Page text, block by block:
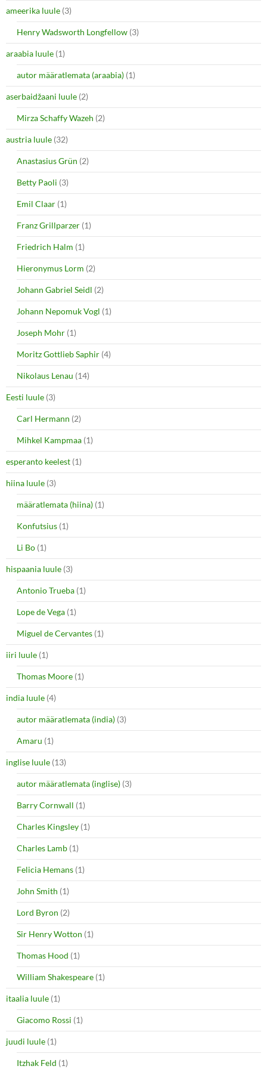
ameerika luule (3)
Henry Wadsworth Longfellow (3)
araabia luule (1)
autor määratlemata (araabia) (1)
aserbaidžaani luule (2)
Mirza Schaffy Wazeh (2)
austria luule (32)
Anastasius Grün (2)
Betty Paoli (3)
Emil Claar (1)
Franz Grillparzer (1)
Friedrich Halm (1)
Hieronymus Lorm (2)
Johann Gabriel Seidl (2)
Johann Nepomuk Vogl (1)
Joseph Mohr (1)
Moritz Gottlieb Saphir (4)
Nikolaus Lenau (14)
Eesti luule (3)
Carl Hermann (2)
Mihkel Kampmaa (1)
esperanto keelest (1)
hiina luule (3)
määratlemata (hiina) (1)
Konfutsius (1)
Li Bo (1)
hispaania luule (3)
Antonio Trueba (1)
Lope de Vega (1)
Miguel de Cervantes (1)
iiri luule (1)
Thomas Moore (1)
india luule (4)
autor määratlemata (india) (3)
Amaru (1)
inglise luule (13)
autor määratlemata (inglise) (3)
Barry Cornwall (1)
Charles Kingsley (1)
Charles Lamb (1)
Felicia Hemans (1)
John Smith (1)
Lord Byron (2)
Sir Henry Wotton (1)
Thomas Hood (1)
William Shakespeare (1)
itaalia luule (1)
Giacomo Rossi (1)
juudi luule (1)
Itzhak Feld (1)